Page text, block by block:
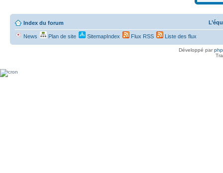
Index du forum
News Plan de site SitemapIndex Flux RSS Liste des flux
Développé par